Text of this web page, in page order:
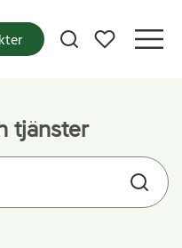
Mina favoriter
tjänster